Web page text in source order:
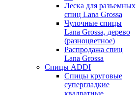
Леска для разъемных
спиц Lana Grossa
Чулочные спицы
Lana Grossa, дерево
(разноцветное)
Распродажа спиц
Lana Grossa
Спицы ADDI
Спицы круговые
супергладкие
квадратные